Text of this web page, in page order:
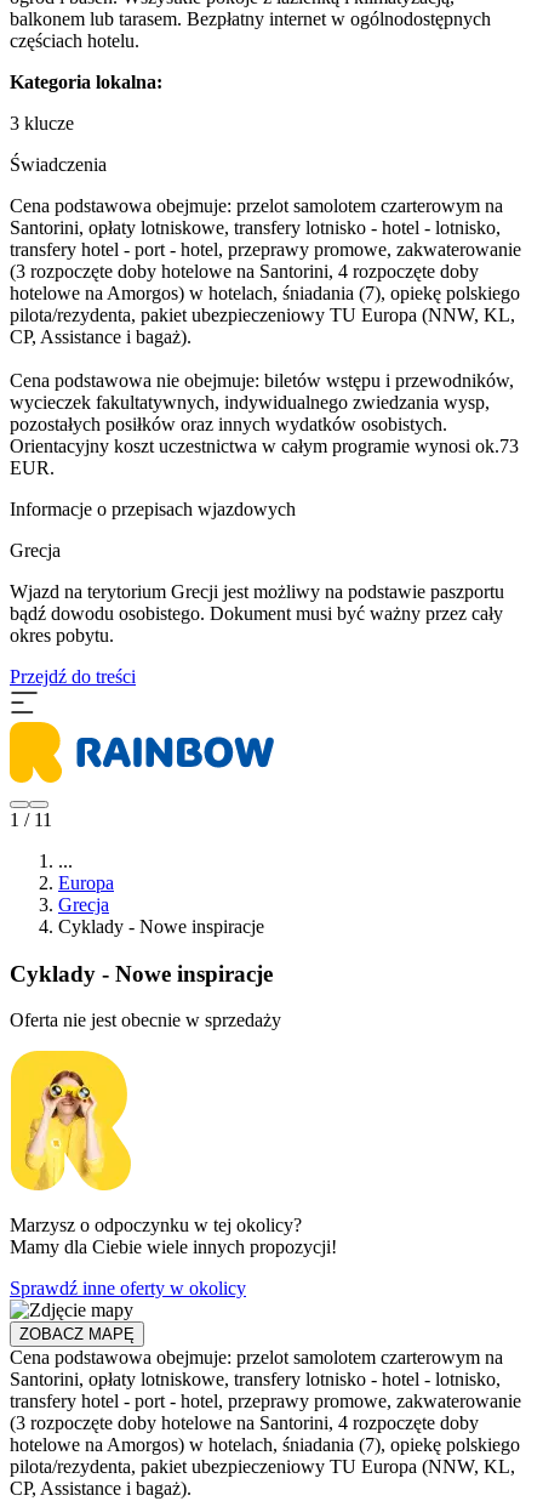
balkonem lub tarasem. Bezpłatny internet w ogólnodostępnych
częściach hotelu.
Kategoria lokalna:
3 klucze
Świadczenia
Cena podstawowa obejmuje: przelot samolotem czarterowym na
Santorini, opłaty lotniskowe, transfery lotnisko - hotel - lotnisko,
transfery hotel - port - hotel, przeprawy promowe, zakwaterowanie
(3 rozpoczęte doby hotelowe na Santorini, 4 rozpoczęte doby
hotelowe na Amorgos) w hotelach, śniadania (7), opiekę polskiego
pilota/rezydenta, pakiet ubezpieczeniowy TU Europa (NNW, KL,
CP, Assistance i bagaż).
Cena podstawowa nie obejmuje: biletów wstępu i przewodników,
wycieczek fakultatywnych, indywidualnego zwiedzania wysp,
pozostałych posiłków oraz innych wydatków osobistych.
Orientacyjny koszt uczestnictwa w całym programie wynosi ok.73
EUR.
Informacje o przepisach wjazdowych
Grecja
Wjazd na terytorium Grecji jest możliwy na podstawie paszportu
bądź dowodu osobistego. Dokument musi być ważny przez cały
okres pobytu.
Przejdź do treści
1 / 11
...
Europa
Grecja
Cyklady - Nowe inspiracje
Cyklady - Nowe inspiracje
Oferta nie jest obecnie w sprzedaży
Marzysz o odpoczynku w tej okolicy?
Mamy dla Ciebie wiele innych propozycji!
Sprawdź inne oferty w okolicy
ZOBACZ MAPĘ
Cena podstawowa obejmuje: przelot samolotem czarterowym na
Santorini, opłaty lotniskowe, transfery lotnisko - hotel - lotnisko,
transfery hotel - port - hotel, przeprawy promowe, zakwaterowanie
(3 rozpoczęte doby hotelowe na Santorini, 4 rozpoczęte doby
hotelowe na Amorgos) w hotelach, śniadania (7), opiekę polskiego
pilota/rezydenta, pakiet ubezpieczeniowy TU Europa (NNW, KL,
CP, Assistance i bagaż).